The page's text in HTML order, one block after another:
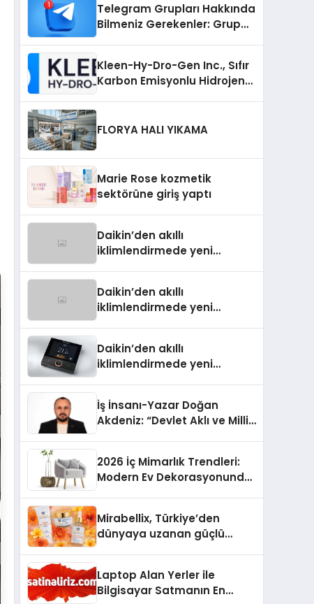
Telegram Grupları Hakkında
Bilmeniz Gerekenler: Grup
Kleen-Hy-Dro-Gen Inc., Sıfır
Karbon Emisyonlu Hidrojen
Aldı
FLORYA HALI YIKAMA
Marie Rose kozmetik
sektörüne giriş yaptı
Daikin’den akıllı
iklimlendirmede yeni
Daikin’den akıllı
iklimlendirmede yeni
Daikin’den akıllı
iklimlendirmede yeni
İş İnsanı-Yazar Doğan
Akdeniz: “Devlet Aklı ve Milli
2026 İç Mimarlık Trendleri:
Modern Ev Dekorasyonunda
Mirabellix, Türkiye’den
dünyaya uzanan güçlü
Laptop Alan Yerler ile
Bilgisayar Satmanın En